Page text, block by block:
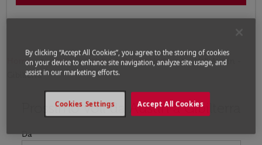
Home Voli Voli per Regno Unito
Voli Austin -
Gibilterra
Prossimo voli da Austin a Gibilterra
Da
Prova ad aggiornare il tuo percorso (origine e/o
By clicking “Accept All Cookies”, you agree to the storing of cookies
on your device to enhance site navigation, analyze site usage, and
assist in our marketing efforts.
Accept All Cookies
Cookies Settings